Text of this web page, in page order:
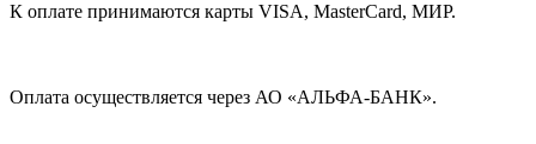
К оплате принимаются карты VISA, MasterCard, МИР.
Оплата осуществляется через АО «АЛЬФА-БАНК».